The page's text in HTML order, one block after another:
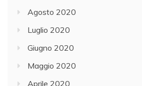
Agosto 2020
Luglio 2020
Giugno 2020
Maggio 2020
Aprile 2020